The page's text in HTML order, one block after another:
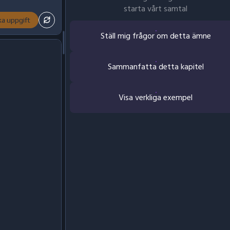
uppgift
starta vårt samtal
Ställ mig frågor om detta ämne
Sammanfatta detta kapitel
Visa verkliga exempel